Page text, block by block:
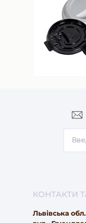
КОНТАКТИ
Львівська